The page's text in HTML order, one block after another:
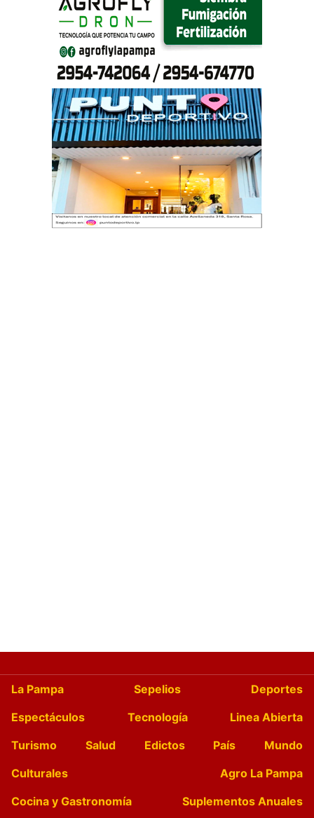
La Pampa Sepelios
Deportes
Espectáculos
Tecnología
Linea Abierta
Turismo
Salud Edictos País
Mundo
Culturales
Agro La Pampa
Cocina y Gastronomía
Suplementos Anuales